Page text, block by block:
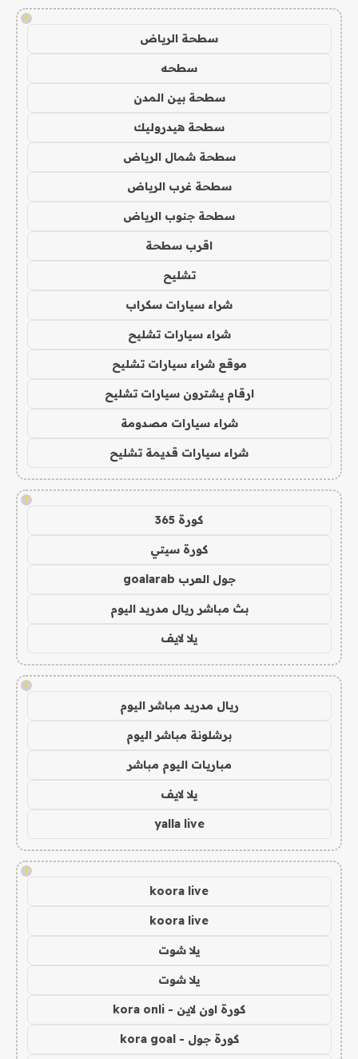
!
سطحة الرياض
سطحه
سطحة بين المدن
سطحة هيدروليك
سطحة شمال الرياض
سطحة غرب الرياض
سطحة جنوب الرياض
اقرب سطحة
تشليح
شراء سيارات سكراب
شراء سيارات تشليح
موقع شراء سيارات تشليح
ارقام يشترون سيارات تشليح
شراء سيارات مصدومة
شراء سيارات قديمة تشليح
!
كورة 365
كورة سيتي
جول العرب goalarab
بث مباشر ريال مدريد اليوم
يلا لايف
!
ريال مدريد مباشر اليوم
برشلونة مباشر اليوم
مباريات اليوم مباشر
يلا لايف
yalla live
!
koora live
koora live
يلا شوت
يلا شوت
كورة اون لاين - kora onli
كورة جول - kora goal